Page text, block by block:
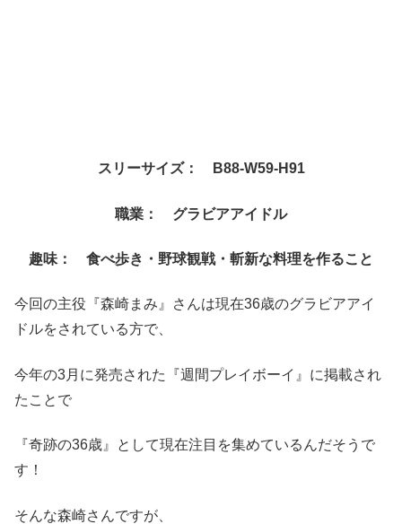
スリーサイズ： B88‐W59‐H91
職業： グラビアアイドル
趣味： 食べ歩き・野球観戦・斬新な料理を作ること
今回の主役『森崎まみ』さんは現在36歳のグラビアアイ
ドルをされている方で、
今年の3月に発売された『週間プレイボーイ』に掲載され
たことで
『奇跡の36歳』として現在注目を集めているんだそうで
す！
そんな森崎さんですが、